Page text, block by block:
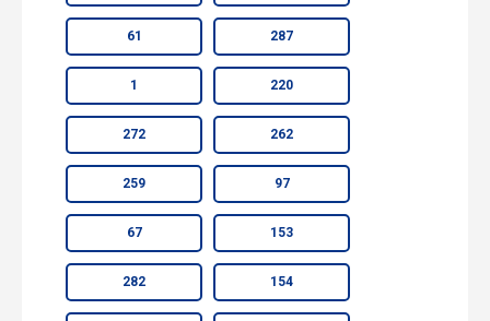
61 287
1 220
272 262
259 97
67 153
282 154